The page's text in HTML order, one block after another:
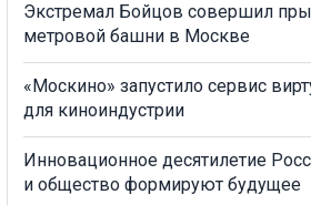
Экстремал Бойцов совершил
метровой башни в Москве
«Москино» запустило сервис
для киноиндустрии
Инновационное десятилетие
и общество формируют будущее